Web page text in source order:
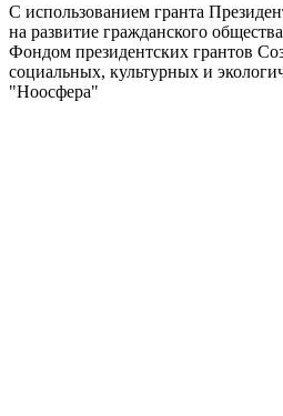
С использованием гранта
на развитие гражданского
Фондом президентских грантов
социальных, культурных и
"Ноосфера"